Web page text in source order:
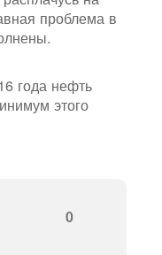
проблема в
года нефть
этого
0